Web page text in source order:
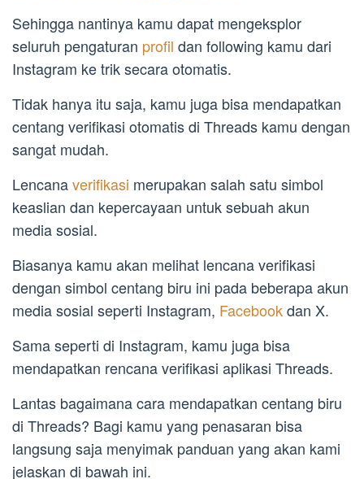
Sehingga nantinya kamu dapat mengeksplor
seluruh pengaturan profil dan following kamu dari
Instagram ke trik secara otomatis.
Tidak hanya itu saja, kamu juga bisa mendapatkan
centang verifikasi otomatis di Threads kamu dengan
sangat mudah.
Lencanaverifikasi merupakan salah satu simbol
keaslian dan kepercayaan untuk sebuah akun
media sosial.
Biasanya kamu akan melihat lencana verifikasi
dengan simbol centang biru ini pada beberapa akun
media sosial seperti Instagram, Facebookdan X.
Sama seperti di Instagram, kamu juga bisa
mendapatkan rencana verifikasi aplikasi Threads.
Lantas bagaimana cara mendapatkan centang biru
di Threads? Bagi kamu yang penasaran bisa
langsung saja menyimak panduan yang akan kami
jelaskan di bawah ini.